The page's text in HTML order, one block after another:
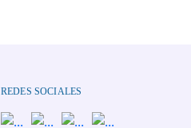
REDES SOCIALES